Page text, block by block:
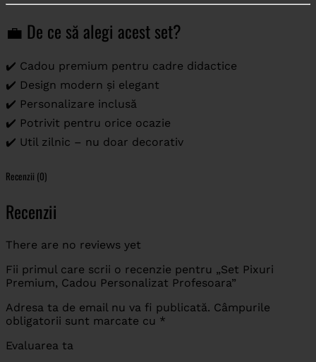
💼 De ce să alegi acest set?
✔️ Cadou premium pentru cadre didactice
✔️ Design modern și elegant
✔️ Personalizare inclusă
✔️ Potrivit pentru orice ocazie
✔️ Util zilnic – nu doar decorativ
Recenzii (0)
Recenzii
There are no reviews yet
Fii primul care scrii o recenzie pentru „Set Pixuri
Premium, Cadou Personalizat Profesoara”
Adresa ta de email nu va fi publicată. Câmpurile
obligatorii sunt marcate cu *
Evaluarea ta